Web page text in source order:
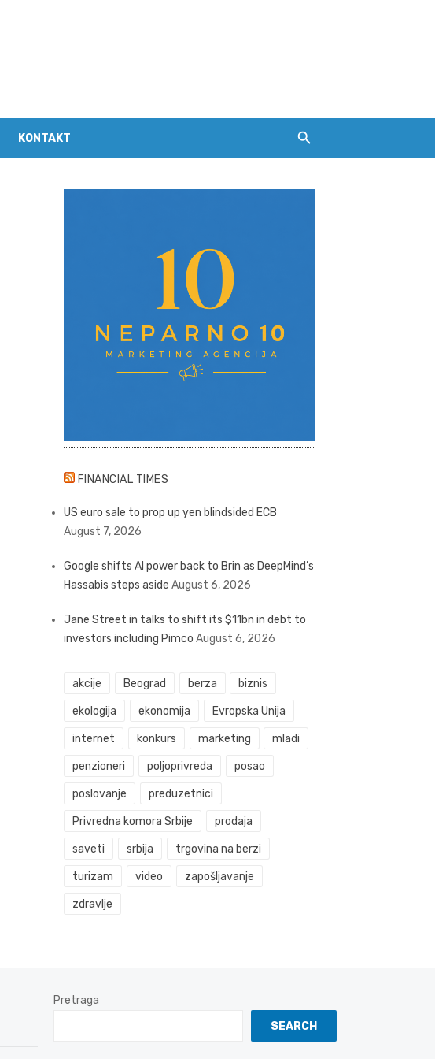
KONTAKT
FINANCIAL TIMES
US euro sale to prop up yen blindsided ECB
August 7, 2026
Google shifts AI power back to Brin as DeepMind’s
Hassabis steps aside August 6, 2026
Jane Street in talks to shift its $11bn in debt to
investors including Pimco August 6, 2026
akcije Beograd berza biznis
ekologija ekonomija Evropska Unija
internet konkurs marketing mladi
penzioneri poljoprivreda posao
poslovanje preduzetnici
Privredna komora Srbije prodaja
saveti srbija trgovina na berzi
turizam video zapošljavanje
zdravlje
Pretraga
SEARCH